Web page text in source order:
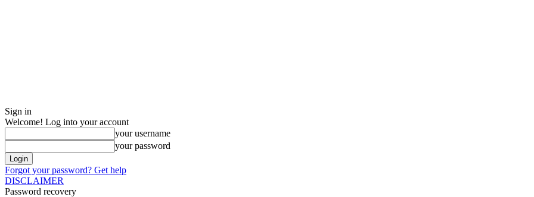
Sign in
Welcome! Log into your account
your username
your password
Forgot your password? Get help
DISCLAIMER
Password recovery